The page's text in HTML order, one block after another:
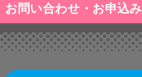
お問い合わせ・お申込み